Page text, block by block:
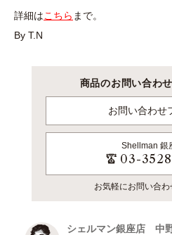
詳細はこちら まで。
By T.N
商品のお問い合わ
お問い合わせ
Shellman 銀
03-
お気軽にお問い合わ
シェルマン銀座店 中